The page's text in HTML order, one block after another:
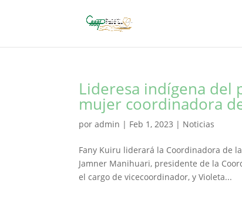
Lideresa indígena del
mujer coordinadora
poradmin | Feb 1, 2023 | Noticias
Fany Kuiru liderará la Coordinadora de
Jamner Manihuari, presidente de la
el cargo de vicecoordinador, y Violeta...